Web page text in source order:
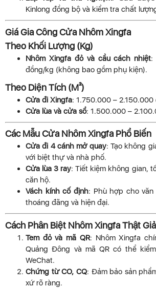
Kinlong đồng bộ và kiểm tra chất
Giá Gia Công Cửa Nhôm Xingfa
Theo Khối Lượng (Kg)
Nhôm Xingfa đỏ và cầu cách nhiệt:
đồng/kg (không bao gồm phụ kiện).
Theo Diện Tích (M²)
Cửa đi Xingfa: 1.750.000 – 2.150.000
Cửa lùa và cửa sổ: 1.500.000 –
Các Mẫu Cửa Nhôm Xingfa Phổ Biến
Cửa đi 4 cánh mở quay: Tạo không
với biệt thự và nhà phố.
Cửa lùa 3 ray: Tiết kiệm không gian,
căn hộ.
Vách kính cố định: Phù hợp cho
thoáng đãng và hiện đại.
Cách Phân Biệt Nhôm Xingfa Thật Giả
Tem đỏ và mã QR: Nhôm Xingfa
Quảng Đông và mã QR có thể
WeChat.
Chứng từ CO, CQ: Đảm bảo sản
xứ rõ ràng.